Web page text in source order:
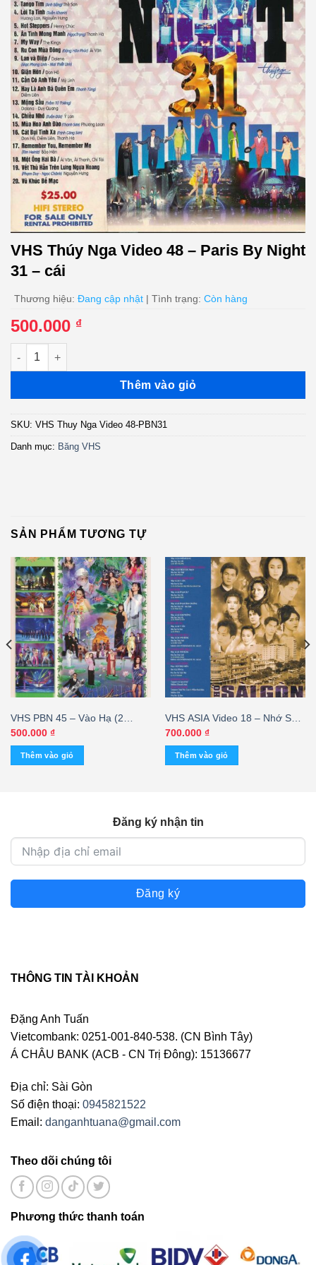
VHS Thúy Nga Video 48 – Paris By Night
31 – cái
Thương hiệu: Đang cập nhật | Tình trạng: Còn hàng
500.000 ₫
VHS Thúy Nga Video 48 - Paris By Night 31 - cái số lượng
Thêm vào giỏ
SKU: VHS Thuy Nga Video 48-PBN31
Danh mục: Băng VHS
SẢN PHẨM TƯƠNG TỰ
VHS PBN 45 – Vào Hạ (2
Tape) KGMG – cái
500.000 ₫
Thêm vào giỏ
VHS ASIA Video 18 – Nhớ Sài
Gòn
700.000 ₫
Thêm vào giỏ
Đăng ký nhận tin
Đăng ký
THÔNG TIN TÀI KHOẢN
Đặng Anh Tuấn
Vietcombank: 0251-001-840-538. (CN Bình Tây)
Á CHÂU BANK (ACB - CN Trị Đông): 15136677
Địa chỉ: Sài Gòn
Số điện thoại: 0945821522
Email: danganhtuana@gmail.com
Theo dõi chúng tôi
Phương thức thanh toán